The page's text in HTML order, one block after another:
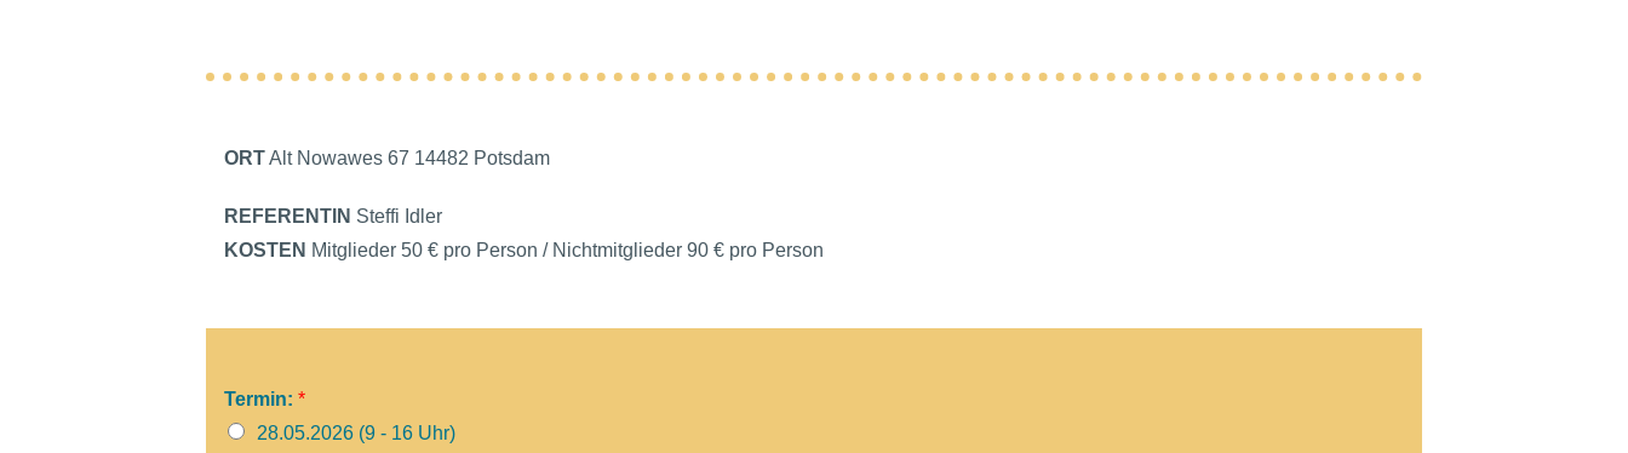
ORTAlt Nowawes 67 14482 Potsdam
REFERENTIN Steffi Idler
KOSTEN Mitglieder 50 € pro Person / Nichtmitglieder 90 € pro Person
Termin: *
28.05.2026 (9 - 16 Uhr)